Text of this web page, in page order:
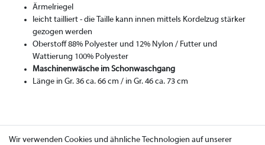
Ärmelriegel
leicht tailliert - die Taille kann innen mittels Kordelzug stärker
gezogen werden
Oberstoff 88% Polyester und 12% Nylon / Futter und
Wattierung 100% Polyester
Maschinenwäsche im Schonwaschgang
Länge in Gr. 36 ca. 66 cm / in Gr. 46 ca. 73 cm
Wir verwenden Cookies und ähnliche Technologien auf unserer